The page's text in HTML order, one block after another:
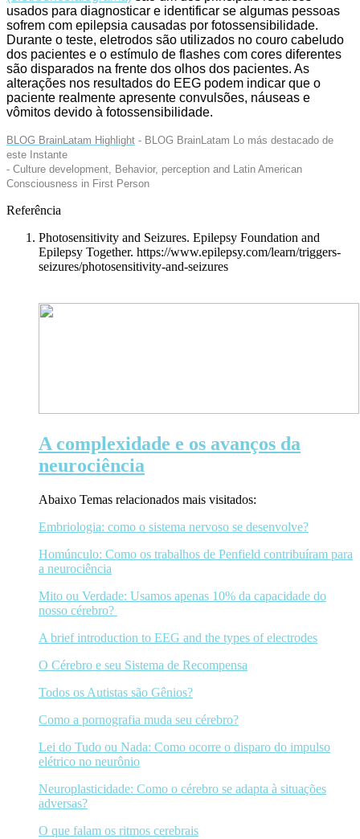
usados para diagnosticar e identificar se algumas pessoas
sofrem com epilepsia causadas por fotossensibilidade.
Durante o teste, eletrodos são utilizados no couro cabeludo
dos pacientes e o estímulo de flashes com cores diferentes
são disparados na frente dos olhos dos pacientes. As
alterações nos resultados do EEG podem indicar que o
paciente realmente apresente convulsões, náuseas e
vômitos devido à fotossensibilidade.
BLOG BrainLatam Highlight - BLOG BrainLatam Lo más destacado de
este Instante
- Culture development, Behavior, perception and Latin American
Consciousness in First Person
Referência
Photosensitivity and Seizures. Epilepsy Foundation and
Epilepsy Together. https://www.epilepsy.com/learn/triggers-
seizures/photosensitivity-and-seizures
A complexidade e os avanços da
neurociência
Abaixo Temas relacionados mais visitados:
Embriologia: como o sistema nervoso se desenvolve?
Homúnculo: Como os trabalhos de Penfield contribuíram para
a neurociência
Mito ou Verdade: Usamos apenas 10% da capacidade do
nosso cérebro?
A brief introduction to EEG and the types of electrodes
O Cérebro e seu Sistema de Recompensa
Todos os Autistas são Gênios?
Como a pornografia muda seu cérebro?
Lei do Tudo ou Nada: Como ocorre o disparo do impulso
elétrico no neurônio
Neuroplasticidade: Como o cérebro se adapta à situações
adversas?
O que falam os ritmos cerebrais